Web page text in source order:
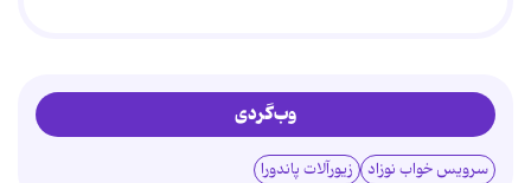
وب‌گردی
سرویس خواب نوزاد زیورآلات پاندورا